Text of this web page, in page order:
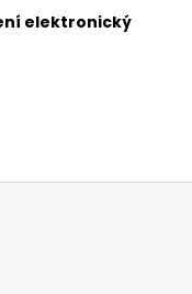
elektronický